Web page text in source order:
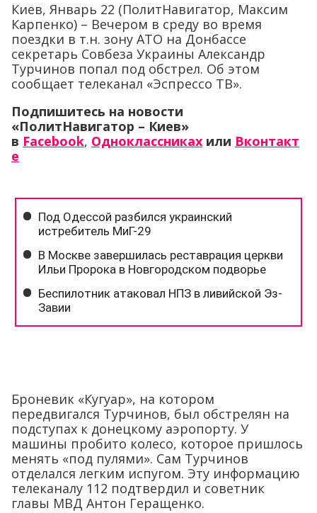
Киев, Январь 22 (ПолитНавигатор, Максим
Карпенко) – Вечером в среду во время
поездки в т.н. зону АТО на Донбассе
секретарь Совбеза Украины Александр
Турчинов попал под обстрел. Об этом
сообщает телеканал «Эспрессо ТВ».
Подпишитесь на новости
«ПолитНавигатор – Киев»
в Facebook, Одноклассниках или Вконтакт
е
Броневик «Кугуар», на котором
передвигался Турчинов, был обстрелян на
подступах к донецкому аэропорту. У
машины пробито колесо, которое пришлось
менять «под пулями». Сам Турчинов
отделался легким испугом. Эту информацию
телеканалу 112 подтвердил и советник
главы МВД Антон Геращенко.